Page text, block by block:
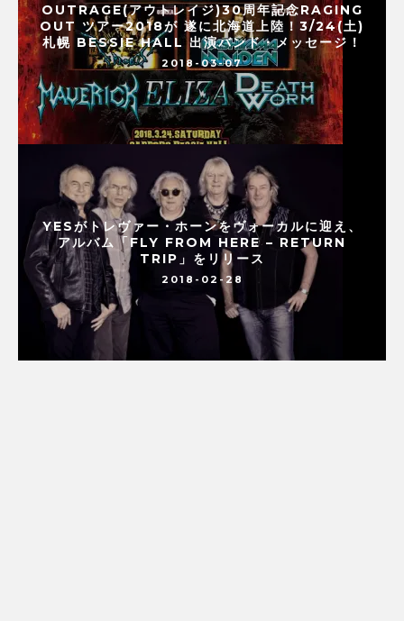
OUTRAGE(アウトレイジ)30周年記念RAGING
OUT ツアー2018が 遂に北海道上陸！3/24(土)
札幌 BESSIE HALL 出演バンド・メッセージ！
2018-03-07
YESがトレヴァー・ホーンをヴォーカルに迎え、
アルバム「FLY FROM HERE – RETURN
TRIP」をリリース
2018-02-28